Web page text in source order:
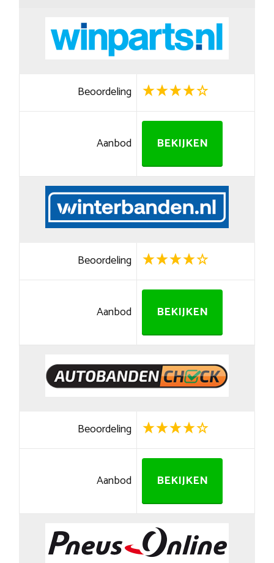
Beoordeling
Aanbod BEKIJKEN
Beoordeling
Aanbod BEKIJKEN
Beoordeling
Aanbod BEKIJKEN